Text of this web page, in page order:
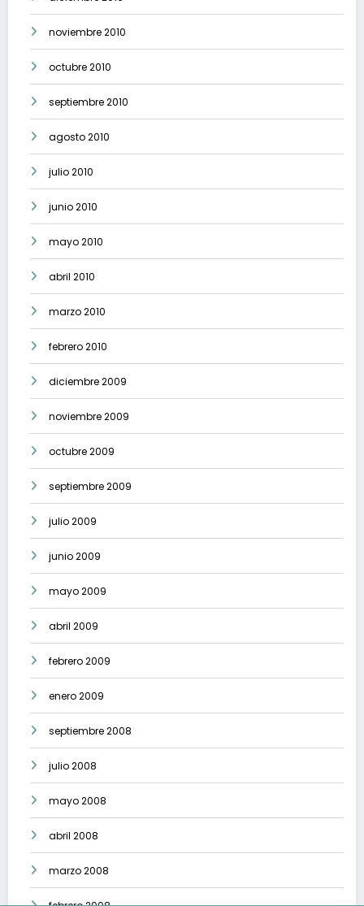
noviembre 2010
octubre 2010
septiembre 2010
agosto 2010
julio 2010
junio 2010
mayo 2010
abril 2010
marzo 2010
febrero 2010
diciembre 2009
noviembre 2009
octubre 2009
septiembre 2009
julio 2009
junio 2009
mayo 2009
abril 2009
febrero 2009
enero 2009
septiembre 2008
julio 2008
mayo 2008
abril 2008
marzo 2008